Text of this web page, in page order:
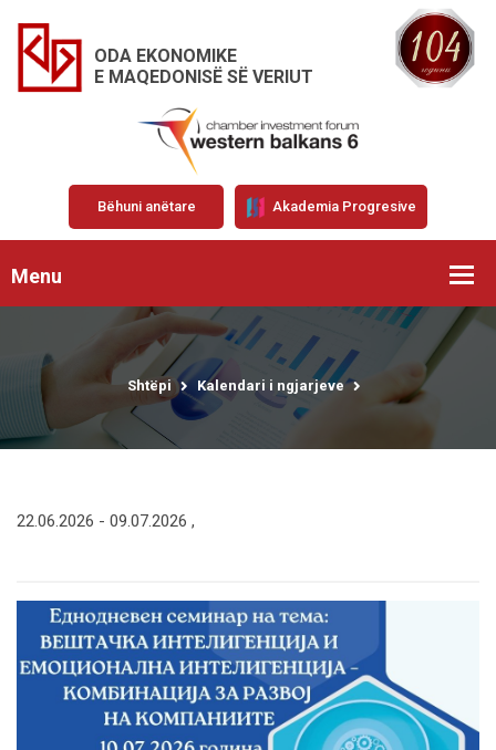
ODA EKONOMIKE
E MAQEDONISË SË VERIUT
Bëhuni anëtare Akademia Progresive
Menu
Shtëpi Kalendari i ngjarjeve
22.06.2026 - 09.07.2026 ,